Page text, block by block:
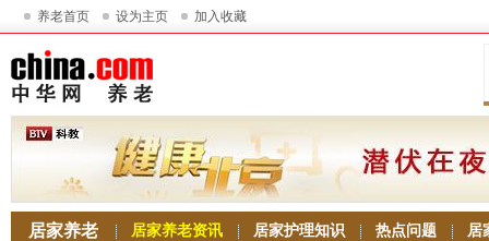
养老首页 设为主页 加入收藏
居家养老 居家养老资讯 居家护理知识 热点问题 居